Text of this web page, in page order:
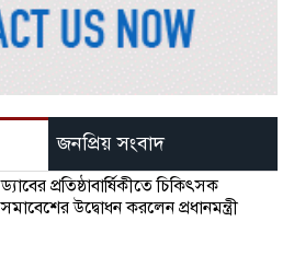
জনপ্রিয় সংবাদ
ড্যাবের প্রতিষ্ঠাবার্ষিকীতে চিকিৎসক
সমাবেশের উদ্বোধন করলেন প্রধানমন্ত্রী